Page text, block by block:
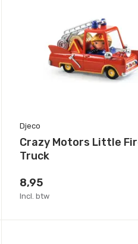
Djeco
Crazy Motors Little
Truck
8,95
Incl. btw